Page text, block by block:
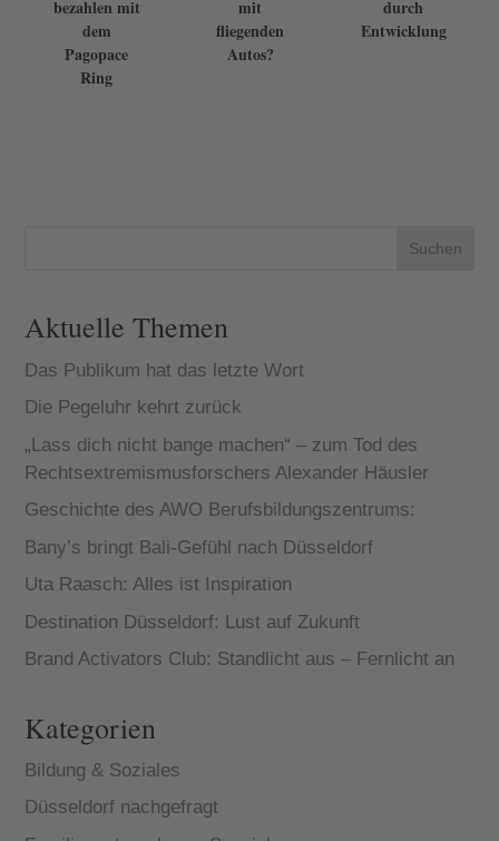
bezahlen mit
dem
Pagopace
Ring
mit
fliegenden
Autos?
durch
Entwicklung
Suchen
Aktuelle Themen
Das Publikum hat das letzte Wort
Die Pegeluhr kehrt zurück
„Lass dich nicht bange machen“ – zum Tod des
Rechtsextremismusforschers Alexander Häusler
Geschichte des AWO Berufsbildungszentrums:
Bany’s bringt Bali-Gefühl nach Düsseldorf
Uta Raasch: Alles ist Inspiration
Destination Düsseldorf: Lust auf Zukunft
Brand Activators Club: Standlicht aus – Fernlicht an
Kategorien
Bildung & Soziales
Düsseldorf nachgefragt